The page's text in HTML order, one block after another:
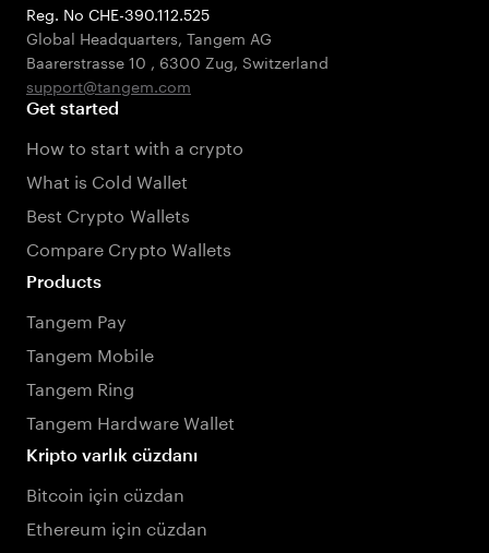
Reg. No CHE-390.112.525
Global Headquarters, Tangem AG
Baarerstrasse 10 , 6300 Zug, Switzerland
support@tangem.com
Get started
How to start with a crypto
What is Cold Wallet
Best Crypto Wallets
Compare Crypto Wallets
Products
Tangem Pay
Tangem Mobile
Tangem Ring
Tangem Hardware Wallet
Kripto varlık cüzdanı
Bitcoin için cüzdan
Ethereum için cüzdan